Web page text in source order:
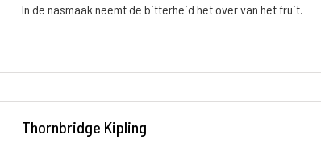
In de nasmaak neemt de bitterheid het over van het fruit.
Thornbridge Kipling